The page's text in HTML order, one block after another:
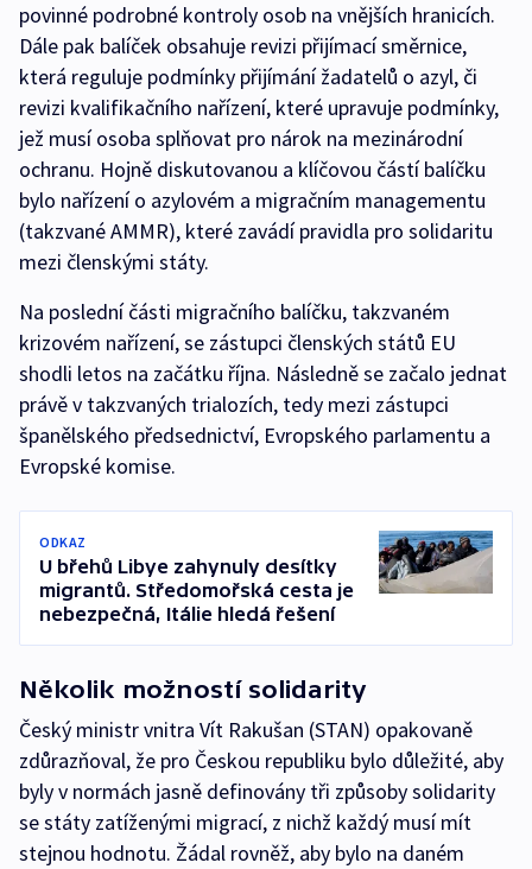
povinné podrobné kontroly osob na vnějších hranicích.
Dále pak balíček obsahuje revizi přijímací směrnice,
která reguluje podmínky přijímání žadatelů o azyl, či
revizi kvalifikačního nařízení, které upravuje podmínky,
jež musí osoba splňovat pro nárok na mezinárodní
ochranu. Hojně diskutovanou a klíčovou částí balíčku
bylo nařízení o azylovém a migračním managementu
(takzvané AMMR), které zavádí pravidla pro solidaritu
mezi členskými státy.
Na poslední části migračního balíčku, takzvaném
krizovém nařízení, se zástupci členských států EU
shodli letos na začátku října. Následně se začalo jednat
právě v takzvaných trialozích, tedy mezi zástupci
španělského předsednictví, Evropského parlamentu a
Evropské komise.
ODKAZ
U břehů Libye zahynuly desítky
migrantů. Středomořská cesta je
nebezpečná, Itálie hledá řešení
Několik možností solidarity
Český ministr vnitra Vít Rakušan (STAN) opakovaně
zdůrazňoval, že pro Českou republiku bylo důležité, aby
byly v normách jasně definovány tři způsoby solidarity
se státy zatíženými migrací, z nichž každý musí mít
stejnou hodnotu. Žádal rovněž, aby bylo na daném